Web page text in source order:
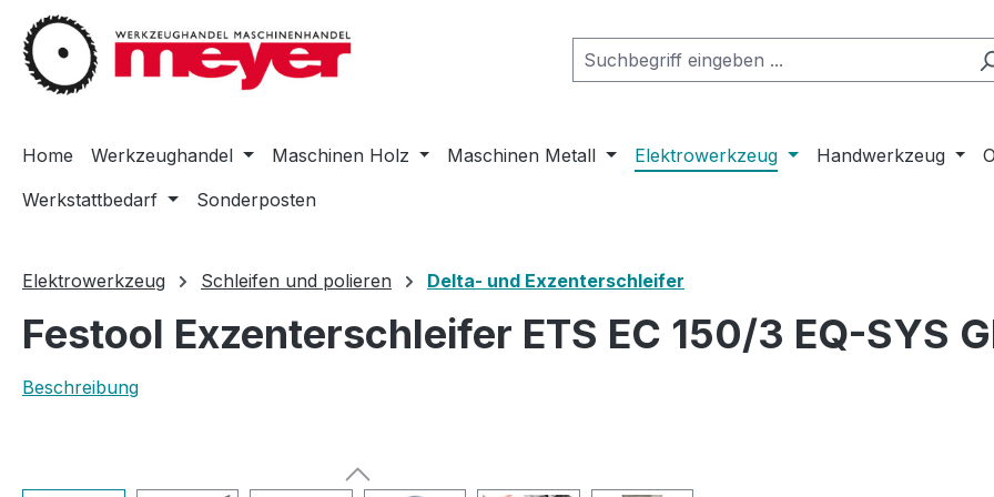
Hauptinhalt springen
Zur Suche springen
Zur Hauptnavigation springen
Home Werkzeughandel Maschinen Holz Maschinen Metall Elektrowerkzeug Handwerkzeug
Werkstattbedarf
Sonderposten
Elektrowerkzeug Schleifen und polieren Delta- und Exzenterschleifer
Festool Exzenterschleifer ETS EC 150/3 EQ-SYS
Beschreibung